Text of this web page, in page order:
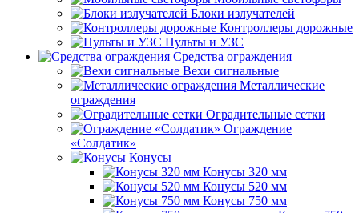
Блоки излучателей
Контроллеры дорожные
Пульты и УЗС
Средства ограждения
Вехи сигнальные
Металлические
ограждения
Оградительные сетки
Ограждение
«Солдатик»
Конусы
Конусы 320 мм
Конусы 520 мм
Конусы 750 мм